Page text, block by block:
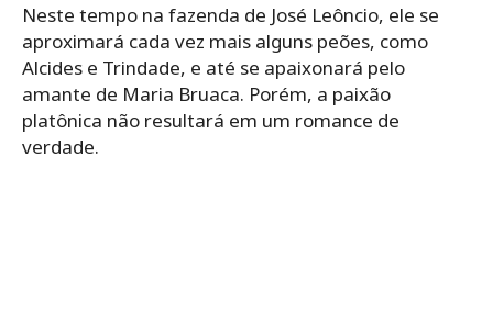
Neste tempo na fazenda de José Leôncio, ele se
aproximará cada vez mais alguns peões, como
Alcides e Trindade, e até se apaixonará pelo
amante de Maria Bruaca. Porém, a paixão
platônica não resultará em um romance de
verdade.